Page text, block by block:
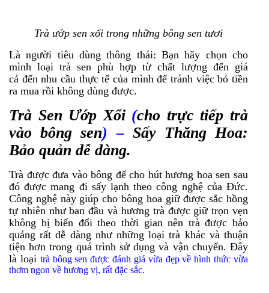
Trà ướp sen xổi trong những bông sen tươi
Là người tiêu dùng thông thái: Bạn hãy chọn cho
mình loại trà sen phù hợp từ chất lượng đến giá
cả đến nhu cầu thực tế của mình để tránh việc bỏ tiền
ra mua rồi không dùng được.
Trà Sen Ướp Xổi(cho trực tiếp trà
vào bông sen) – Sấy Thăng Hoa:
Bảo quản dễ dàng.
Trà được đưa vào bông để cho hút hương hoa sen sau
đó được mang đi sấy lạnh theo công nghệ của Đức.
Công nghệ này giúp cho bông hoa giữ được sắc hồng
tự nhiên như ban đầu và hương trà được giữ trọn vẹn
không bị biến đổi theo thời gian nên trà được bảo
quảng rất dễ dàng như những loại trà khác và thuận
tiện hơn trong quá trình sử dụng và vận chuyển. Đây
là loại trà bông sen được đánh giá vừa đẹp về hình thức vừa
thơm ngon về hương vị, rất đặc sắc.